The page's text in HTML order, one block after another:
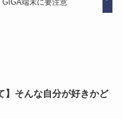
GIGA端末に要注意
】そんな自分が好きかど